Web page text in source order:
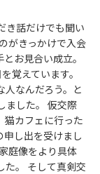
き話だけでも聞い
がきっかけで入会
お見合い成立。
覚えています。
人なんだろう。と
ました。 仮交際
猫カフェに行った
し出を受けまし
庭像をより具体
た。 そして真剣交